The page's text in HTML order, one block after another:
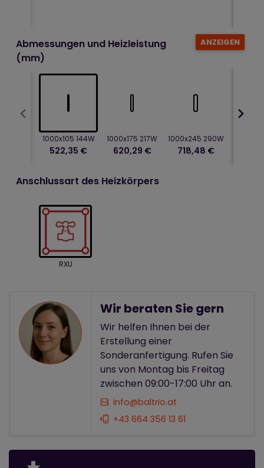
ANZEIGEN
Abmessungen und Heizleistung
(mm)
1000x105 144W
522,35 €
1000x175 217W
620,29 €
1000x245 290W
718,48 €
Anschlussart des Heizkörpers
RXU
Wir beraten Sie gern
Wir helfen Ihnen bei der
Erstellung einer
Sonderanfertigung. Rufen Sie
uns von Montag bis Freitag
zwischen 09:00-17:00 Uhr an.
info@baltrio.at
+43 664 356 13 61